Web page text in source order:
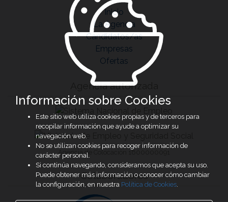
Inicio
La Agencia
Candidatos/as
Empresas
Ofertas
Agencia autorizada
Agencia de Colocación 1600000091
Colaboradores
Información sobre Cookies
Este sitio web utiliza cookies propias y de terceros para
recopilar información que ayude a optimizar su
navegación web.
No se utilizan cookies para recoger información de
carácter personal.
Si continúa navegando, consideramos que acepta su uso.
Puede obtener más información o conocer cómo cambiar
la configuración, en nuestra Política de Cookies.